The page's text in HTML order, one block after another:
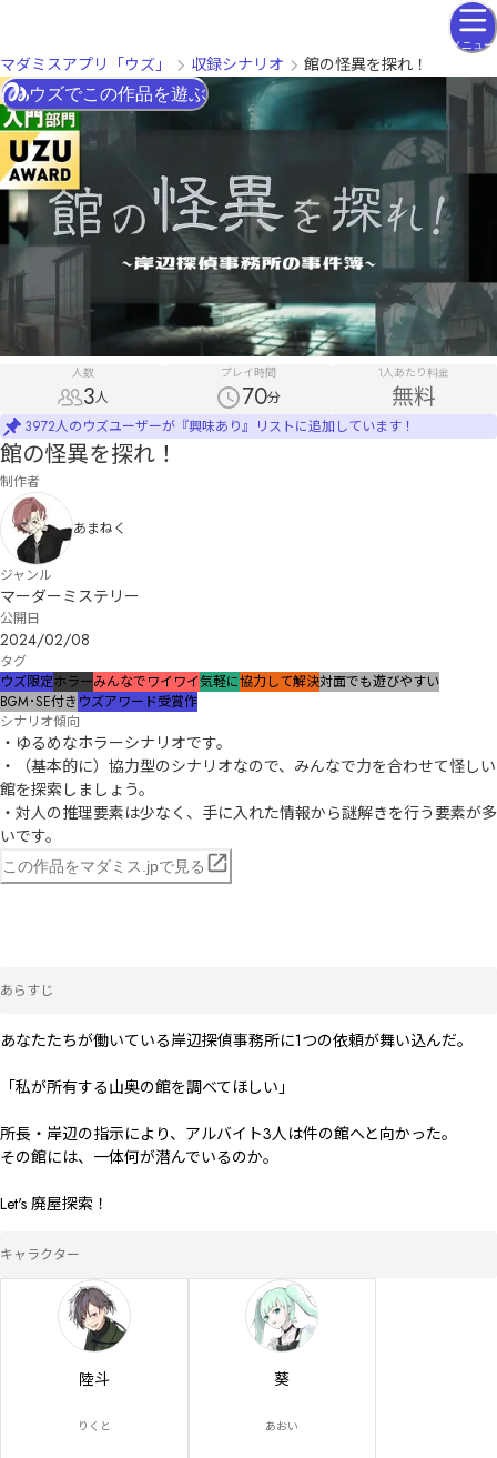
メニュー
マダミスアプリ「ウズ」 収録シナリオ 館の怪異を探れ！
人数
3人
プレイ時間
70分
1人あたり料金
無料
3972人のウズユーザーが『興味あり』リストに追加しています！
ウズでこの作品を遊ぶ
館の怪異を探れ！
制作者
あまねく
ジャンル
マーダーミステリー
公開日
2024/02/08
タグ
ウズ限定ホラーみんなでワイワイ気軽に協力して解決対面でも遊びやすい
BGM･SE付き ウズアワード受賞作
シナリオ傾向
・ゆるめなホラーシナリオです。
・（基本的に）協力型のシナリオなので、みんなで力を合わせて怪しい
館を探索しましょう。
・対人の推理要素は少なく、手に入れた情報から謎解きを行う要素が多
いです。
この作品をマダミス.jpで見る
あらすじ
あなたたちが働いている岸辺探偵事務所に1つの依頼が舞い込んだ。
「私が所有する山奥の館を調べてほしい」
所長・岸辺の指示により、アルバイト3人は件の館へと向かった。
その館には、一体何が潜んでいるのか。
Let's 廃屋探索！
キャラクター
陸斗
りくと
葵
あおい